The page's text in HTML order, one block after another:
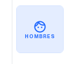
HOMBRES